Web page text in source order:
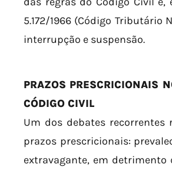
5.172/1966 (Código
interrupção e suspensão.
PRAZOS PRESCRICIONAIS
CÓDIGO CIVIL
Um dos debates
prazos prescricionais:
extravagante, em